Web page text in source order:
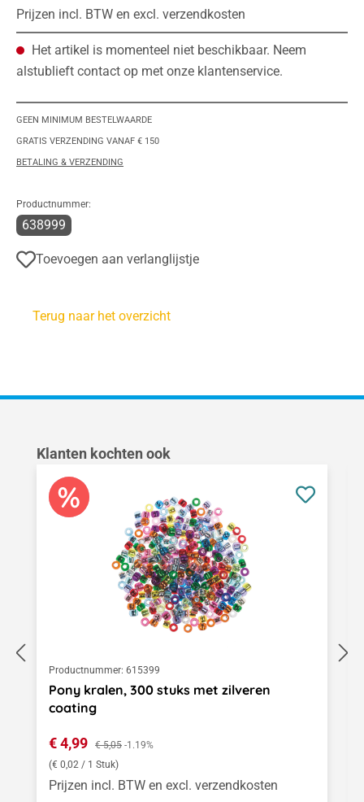
Prijzen incl. BTW en excl. verzendkosten
Het artikel is momenteel niet beschikbaar. Neem
alstublieft contact op met onze klantenservice.
GEEN MINIMUM BESTELWAARDE
GRATIS VERZENDING VANAF € 150
BETALING & VERZENDING
Productnummer:
638999
Toevoegen aan verlanglijstje
Terug naar het overzicht
Productgalerij overslaan
Klanten kochten ook
Productnummer: 615399
Pony kralen, 300 stuks met zilveren
coating
Verkoopprijs:
€ 4,99 Normale prijs:
€ 5,05 -1.19%
(€ 0,02 / 1 Stuk)
Prijzen incl. BTW en excl. verzendkosten